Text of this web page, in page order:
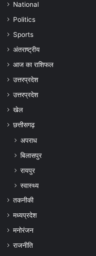
National
Politics
Sports
अंतराष्ट्रीय
आज का राशिफल
उत्तरप्रदेश
उत्तरप्रदेश
खेल
छत्तीसगढ़
अपराध
बिलासपुर
रायपुर
स्वास्थ्य
तकनीकी
मध्यप्रदेश
मनोरंजन
राजनीति